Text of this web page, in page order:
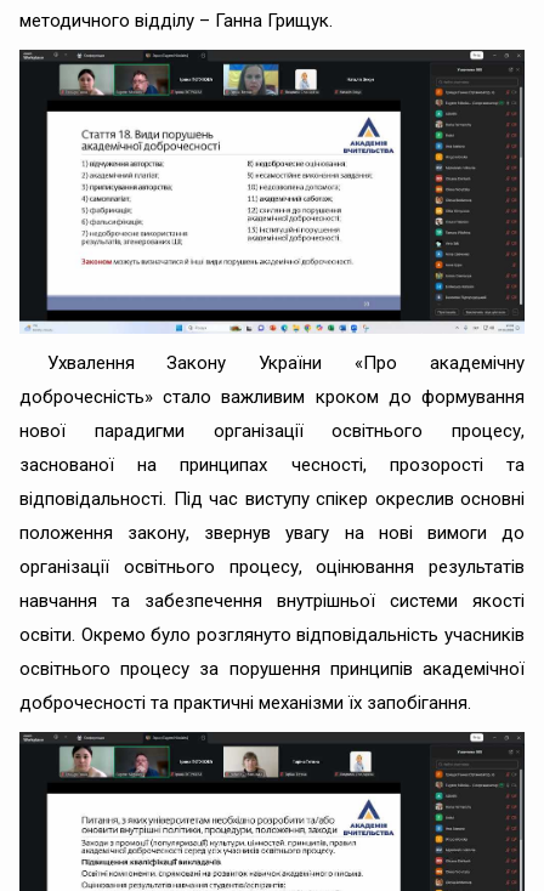
методичного відділу – Ганна Грищук.
Ухвалення Закону України «Про академічну
доброчесність» стало важливим кроком до формування
нової парадигми організації освітнього процесу,
заснованої на принципах чесності, прозорості та
відповідальності. Під час виступу спікер окреслив основні
положення закону, звернув увагу на нові вимоги до
організації освітнього процесу, оцінювання результатів
навчання та забезпечення внутрішньої системи якості
освіти. Окремо було розглянуто відповідальність учасників
освітнього процесу за порушення принципів академічної
доброчесності та практичні механізми їх запобігання.